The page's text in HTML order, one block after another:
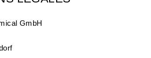
GmbH